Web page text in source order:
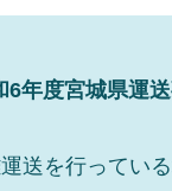
6年度宮城県運
運送を行ってい